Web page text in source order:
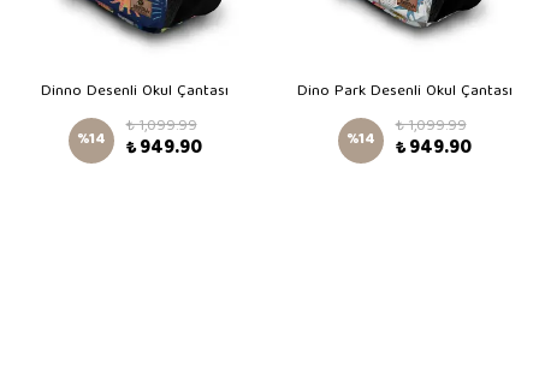
Dinno Desenli Okul Çantası
%14 ₺ 1,099.99
₺ 949.90
Dino Park Desenli Okul Çantası
%14 ₺ 1,099.99
₺ 949.90